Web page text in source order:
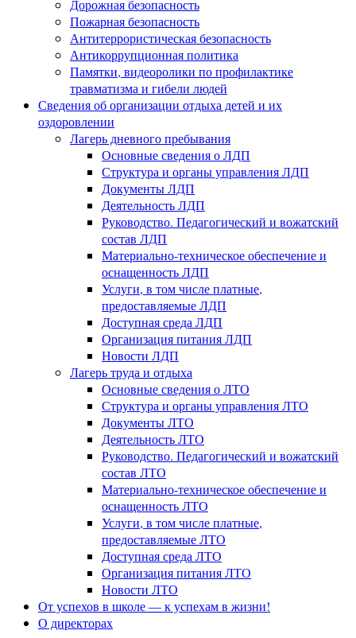
Дорожная безопасность
Пожарная безопасность
Антитеррористическая безопасность
Антикоррупционная политика
Памятки, видеоролики по профилактике
травматизма и гибели людей
Сведения об организации отдыха детей и их
оздоровлении
Лагерь дневного пребывания
Основные сведения о ЛДП
Структура и органы управления ЛДП
Документы ЛДП
Деятельность ЛДП
Руководство. Педагогический и вожатский
состав ЛДП
Материально-техническое обеспечение и
оснащенность ЛДП
Услуги, в том числе платные,
предоставляемые ЛДП
Доступная среда ЛДП
Организация питания ЛДП
Новости ЛДП
Лагерь труда и отдыха
Основные сведения о ЛТО
Структура и органы управления ЛТО
Документы ЛТО
Деятельность ЛТО
Руководство. Педагогический и вожатский
состав ЛТО
Материально-техническое обеспечение и
оснащенность ЛТО
Услуги, в том числе платные,
предоставляемые ЛТО
Доступная среда ЛТО
Организация питания ЛТО
Новости ЛТО
От успехов в школе — к успехам в жизни!
О директорах